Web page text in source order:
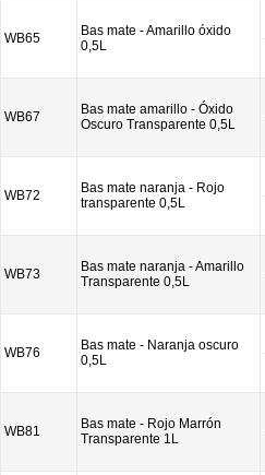
WB65
Bas mate - Amarillo óxido
0,5L
WB67
Bas mate amarillo - Óxido
Oscuro Transparente 0,5L
WB72
Bas mate naranja - Rojo
transparente 0,5L
WB73
Bas mate naranja - Amarillo
Transparente 0,5L
WB76
Bas mate - Naranja oscuro
0,5L
WB81
Bas mate - Rojo Marrón
Transparente 1L